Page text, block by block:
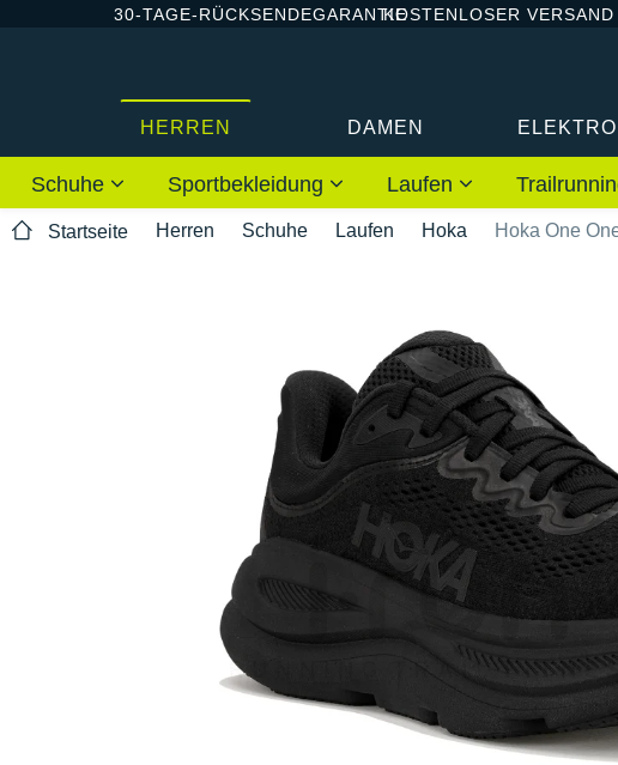
30-TAGE-RÜCKSENDEGARANTIEKOSTENLOSER VERSAND
HERREN DAMEN
Schuhe Sportbekleidung Laufen
Startseite Herren Schuhe Laufen Hoka Hoka One